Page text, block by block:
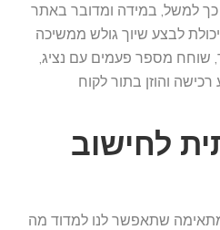
למשל, במידה ומדובר באתר
לבצע שיוך גולש ממשיכה
שוחח מספר פעמים עם נציג,
והוזן בתור לקוח
לחישוב
שתאפשר לנו למדוד מה